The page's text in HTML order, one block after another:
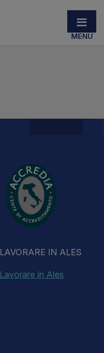
LAVORARE IN ALES
Lavorare in Ales